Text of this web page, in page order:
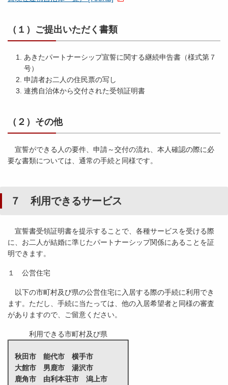
（１）ご提出いただく書類
あきたパートナーシップ宣誓に関する継続申告書（様式第７
号）
申請者お二人の住民票の写し
連携自治体から交付された受領証明書
（２）その他
宣誓ができる人の要件、申請～交付の流れ、本人確認の際に必
要な書類については、通常の手続と同様です。
７ 利用できるサービス
宣誓書受領証明書を提示することで、各種サービスを受ける際
に、お二人が結婚に準じたパートナーシップ関係にあることを証
明できます。
１ 公営住宅
以下の市町村及び県の公営住宅に入居する際の手続に利用でき
ます。ただし、手続に当たっては、他の入居希望者と同様の審査
がありますので、ご留意ください。
利用できる市町村及び県
秋田市 能代市 横手市
大館市 男鹿市 湯沢市
鹿角市 由利本荘市 潟上市